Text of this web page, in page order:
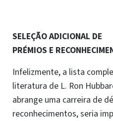
SELEÇÃO ADICIONAL DE
PRÉMIOS E
Infelizmente, a lista
literatura de L. Ron
abrange uma carreira de
reconhecimentos, seria